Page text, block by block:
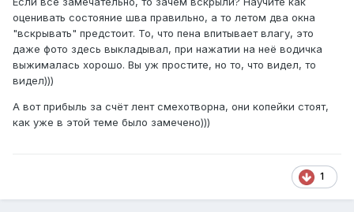
оценивать состояние шва правильно, а то летом два окна
"вскрывать" предстоит. То, что пена впитывает влагу, это
даже фото здесь выкладывал, при нажатии на неё водичка
выжималась хорошо. Вы уж простите, но то, что видел, то
видел)))
А вот прибыль за счёт лент смехотворна, они копейки стоят,
как уже в этой теме было замечено)))
1